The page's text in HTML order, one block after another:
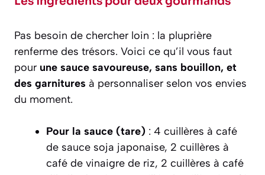
Pas besoin de chercher loin : la pluprière
renferme des trésors. Voici ce qu’il vous faut
pour une sauce savoureuse, sans bouillon, et
des garnitures à personnaliser selon vos envies
du moment.
Pour la sauce (tare) : 4 cuillères à café
de sauce soja japonaise, 2 cuillères à
café de vinaigre de riz, 2 cuillères à café